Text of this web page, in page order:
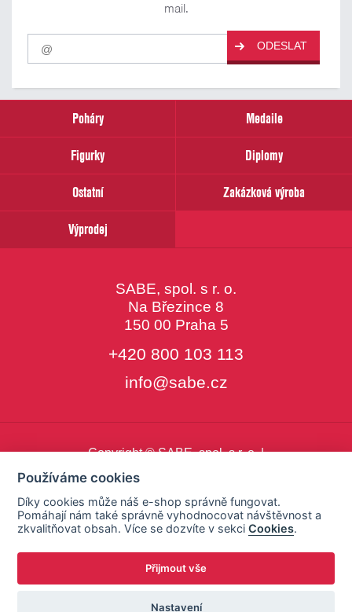
mail.
Pro
odběr
našich
email
ODESLAT
Poháry
Medaile
Figurky
Diplomy
Ostatní
Zakázková výroba
Výprodej
SABE, spol. s r. o.
Na Březince 8
150 00 Praha 5
+420 800 103 113
info@sabe.cz
Copyright © SABE, spol. s r. o. |
Používáme cookies
Díky cookies může náš e-shop správně fungovat.
Pomáhají nám také správně vyhodnocovat návštěvnost a
zkvalitňovat obsah. Více se dozvíte v sekciCookies.
Přijmout vše
Nastavení